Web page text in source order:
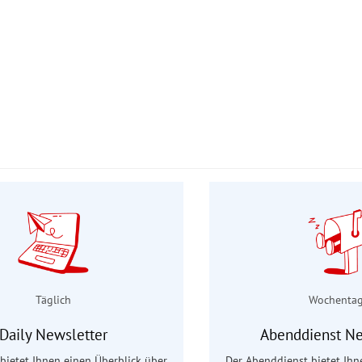
Täglich
Daily Newsletter Abenddienst